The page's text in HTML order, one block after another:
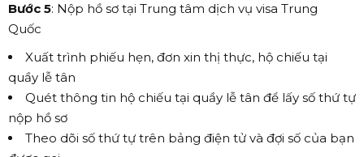
Bước 5: Nộp hồ sơ tại Trung tâm dịch vụ visa Trung
Quốc
Xuất trình phiếu hẹn, đơn xin thị thực, hộ chiếu tại
quầy lễ tân
Quét thông tin hộ chiếu tại quầy lễ tân để lấy số thứ tự
nộp hồ sơ
Theo dõi số thứ tự trên bảng điện tử và đợi số của bạn